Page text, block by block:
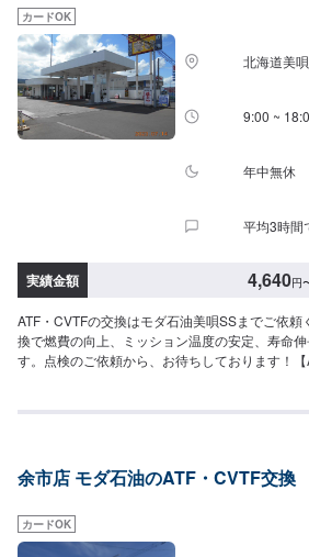
カードOK
北海道美
9:00 ~
年中無休
平均3時間
実績金額 4,640円
ATF・CVTFの交換はモダ石油美唄SSまでご依
換で燃費の向上、ミッション温度の安定、寿命
す。点検のご依頼から、お待ちしております！【
余市店 モダ石油のATF・CVTF交換
カードOK